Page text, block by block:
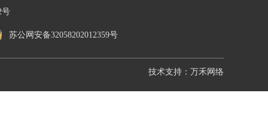
号
苏公网安备32058202012359号
技术支持：万禾网络